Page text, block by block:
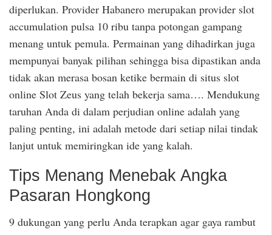
diperlukan. Provider Habanero merupakan provider slot
accumulation pulsa 10 ribu tanpa potongan gampang
menang untuk pemula. Permainan yang dihadirkan juga
mempunyai banyak pilihan sehingga bisa dipastikan anda
tidak akan merasa bosan ketike bermain di situs slot
online Slot Zeus yang telah bekerja sama…. Mendukung
taruhan Anda di dalam perjudian online adalah yang
paling penting, ini adalah metode dari setiap nilai tindak
lanjut untuk memiringkan ide yang kalah.
Tips Menang Menebak Angka
Pasaran Hongkong
9 dukungan yang perlu Anda terapkan agar gaya rambut